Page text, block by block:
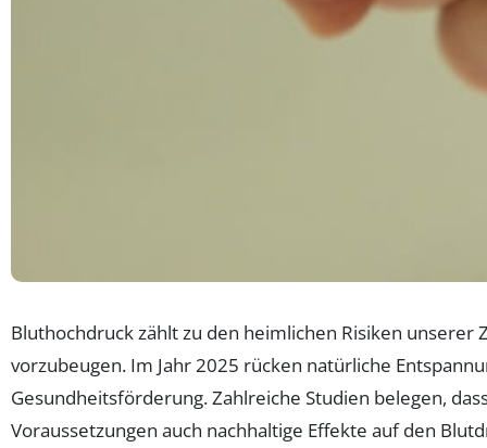
Bluthochdruck zählt zu den heimlichen Risiken
vorzubeugen. Im Jahr 2025 rücken natürliche
Gesundheitsförderung. Zahlreiche Studien belegen,
Voraussetzungen auch nachhaltige Effekte auf den